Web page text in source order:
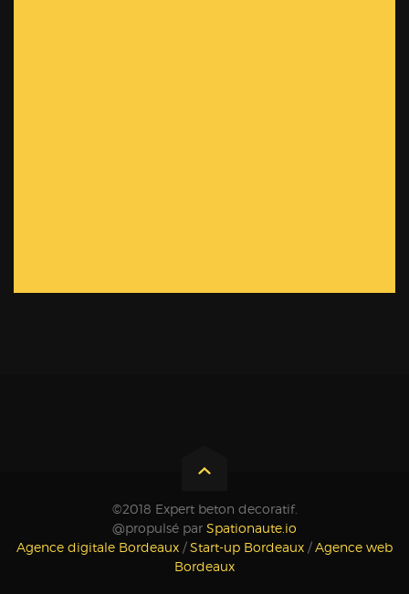
©2018 Expert beton decoratif.
@propulsé par Spationaute.io
Agence digitale Bordeaux /Start-up Bordeaux /Agence web
Bordeaux